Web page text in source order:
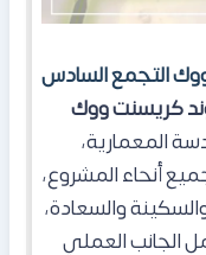
التجمع السادس
كريسنت ووك
المعمارية،
أنحاء المشروع،
والسعادة،
الجانب العملي